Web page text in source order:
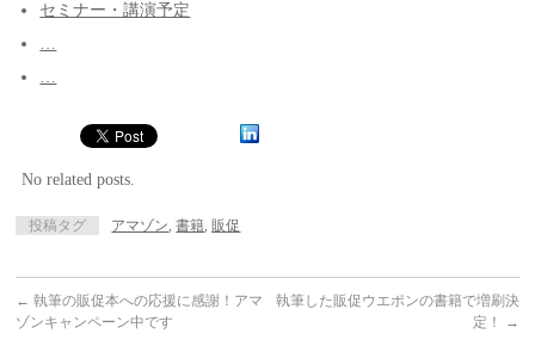
セミナー・講演予定
…
…
No related posts.
投稿タグ アマゾン,書籍,販促
← 執筆の販促本への応援に感謝！アマ
ゾンキャンペーン中です
執筆した販促ウエポンの書籍で増刷決
定！
→